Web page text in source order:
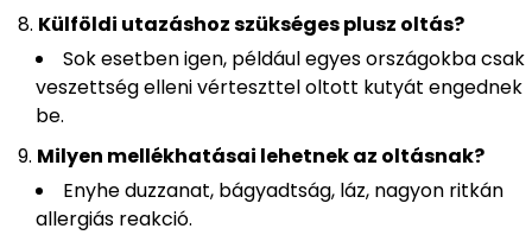
Külföldi utazáshoz szükséges plusz oltás?
Sok esetben igen, például egyes országokba csak
veszettség elleni vérteszttel oltott kutyát engednek
be.
Milyen mellékhatásai lehetnek az oltásnak?
Enyhe duzzanat, bágyadtság, láz, nagyon ritkán
allergiás reakció.